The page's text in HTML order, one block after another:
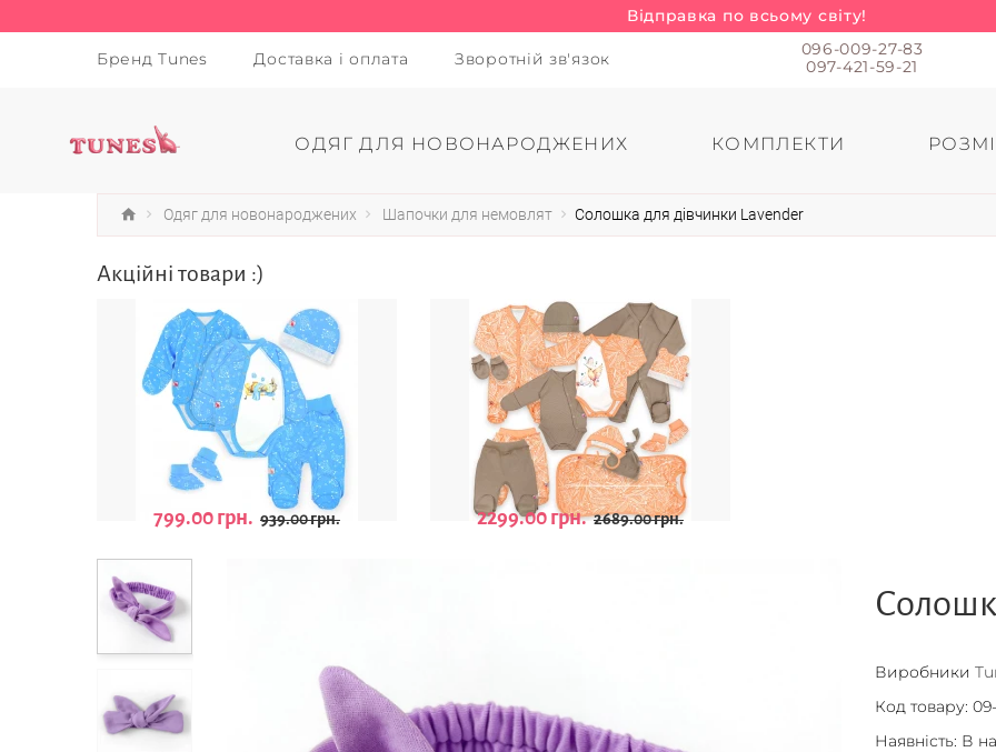
Відправка по всьому світу!
Бренд Tunes Доставка і оплата Зворотній зв'язок
096-009-27-83
097-421-59-21
ОДЯГ ДЛЯ НОВОНАРОДЖЕНИХ КОМПЛЕКТИ
Одяг для новонароджених Шапочки для немовлят Солошка для дівчинки Lavender
Акційні товари :)
799.00 грн. 939.00 грн. 2299.00 грн. 2689.00 грн.
Виробники
Код товару:
Наявність: В